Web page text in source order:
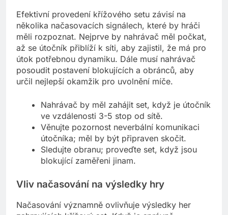
Efektivní provedení křížového setu závisí na
několika načasovacích signálech, které by hráči
měli rozpoznat. Nejprve by nahrávač měl počkat,
až se útočník přiblíží k síti, aby zajistil, že má pro
útok potřebnou dynamiku. Dále musí nahrávač
posoudit postavení blokujících a obránců, aby
určil nejlepší okamžik pro uvolnění míče.
Nahrávač by měl zahájit set, když je útočník
ve vzdálenosti 3-5 stop od sítě.
Věnujte pozornost neverbální komunikaci
útočníka; měl by být připraven skočit.
Sledujte obranu; proveďte set, když jsou
blokující zaměřeni jinam.
Vliv načasování na výsledky hry
Načasování významně ovlivňuje výsledky her